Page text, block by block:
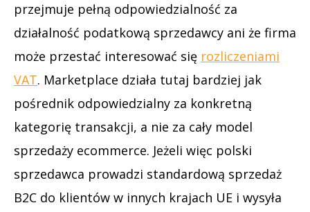
przejmuje pełną odpowiedzialność za
działalność podatkową sprzedawcy ani że firma
może przestać interesować się rozliczeniami
VAT. Marketplace działa tutaj bardziej jak
pośrednik odpowiedzialny za konkretną
kategorię transakcji, a nie za cały model
sprzedaży ecommerce. Jeżeli więc polski
sprzedawca prowadzi standardową sprzedaż
B2C do klientów w innych krajach UE i wysyła